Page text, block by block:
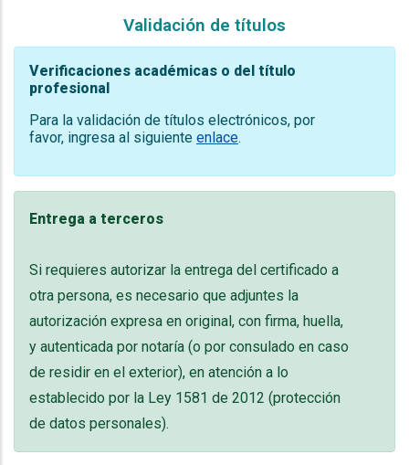
Validación de títulos
Verificaciones académicas o del título
profesional
Para la validación de títulos electrónicos, por
favor, ingresa al siguiente enlace.
Entrega a terceros
Si requieres autorizar la entrega del certificado a
otra persona, es necesario que adjuntes la
autorización expresa en original, con firma, huella,
y autenticada por notaría (o por consulado en caso
de residir en el exterior), en atención a lo
establecido por la Ley 1581 de 2012 (protección
de datos personales).